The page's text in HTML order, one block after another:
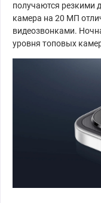
получаются резкими
камера на 20 МП
видеозвонками.
уровня топовых